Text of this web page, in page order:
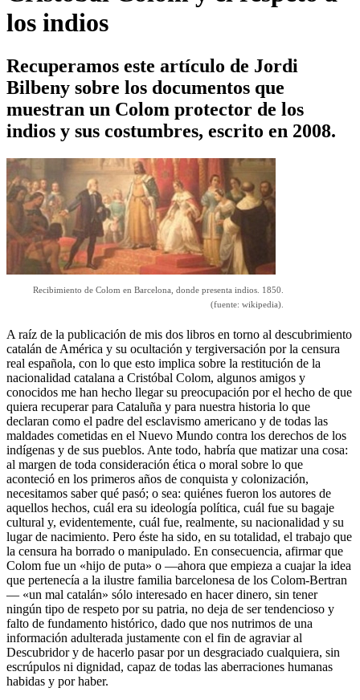
los indios
Recuperamos este artículo de Jordi
Bilbeny sobre los documentos que
muestran un Colom protector de los
indios y sus costumbres, escrito en 2008.
Recibimiento de Colom en Barcelona, donde presenta indios. 1850.
(fuente: wikipedia).
A raíz de la publicación de mis dos libros en torno al descubrimiento
catalán de América y su ocultación y tergiversación por la censura
real española, con lo que esto implica sobre la restitución de la
nacionalidad catalana a Cristóbal Colom, algunos amigos y
conocidos me han hecho llegar su preocupación por el hecho de que
quiera recuperar para Cataluña y para nuestra historia lo que
declaran como el padre del esclavismo americano y de todas las
maldades cometidas en el Nuevo Mundo contra los derechos de los
indígenas y de sus pueblos. Ante todo, habría que matizar una cosa:
al margen de toda consideración ética o moral sobre lo que
aconteció en los primeros años de conquista y colonización,
necesitamos saber qué pasó; o sea: quiénes fueron los autores de
aquellos hechos, cuál era su ideología política, cuál fue su bagaje
cultural y, evidentemente, cuál fue, realmente, su nacionalidad y su
lugar de nacimiento. Pero éste ha sido, en su totalidad, el trabajo que
la censura ha borrado o manipulado. En consecuencia, afirmar que
Colom fue un «hijo de puta» o —ahora que empieza a cuajar la idea
que pertenecía a la ilustre familia barcelonesa de los Colom-Bertran
— «un mal catalán» sólo interesado en hacer dinero, sin tener
ningún tipo de respeto por su patria, no deja de ser tendencioso y
falto de fundamento histórico, dado que nos nutrimos de una
información adulterada justamente con el fin de agraviar al
Descubridor y de hacerlo pasar por un desgraciado cualquiera, sin
escrúpulos ni dignidad, capaz de todas las aberraciones humanas
habidas y por haber.